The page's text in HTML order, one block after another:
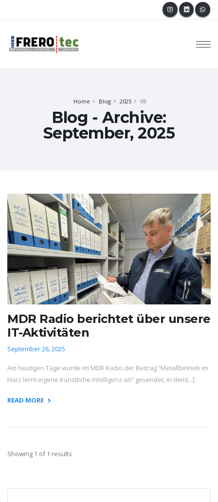
Home Blog 2025 09
Blog - Archive:
September, 2025
MDR Radio berichtet über unsere
IT-Aktivitäten
September 26, 2025
Am heutigen Tage wurde im MDR Radio der Beitrag “Metallbetrieb im
Harz lernt eigene Künstliche Intelligenz an” gesendet, in dem[...]
READ MORE
Showing 1 of 1 results